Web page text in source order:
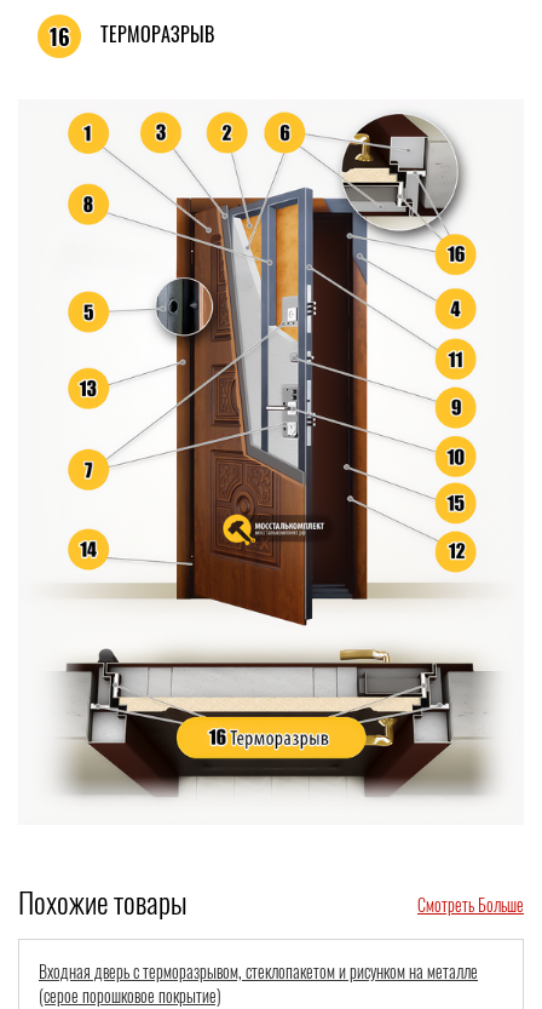
16 ТЕРМОРАЗРЫВ
Похожие товары Смотреть Больше
Входная остекленная группа с терморазрывом, металлобагетом и
порошковым окрашиванием